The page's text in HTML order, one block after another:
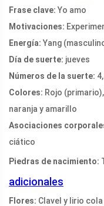
Frase clave: Yo amo
Motivaciones:
Energía: Yang
Día de suerte: jueves
Números de la suerte:
Colores: Rojo
naranja y amarillo
Asociaciones
ciático
Piedras de nacimiento:
adicionales
Flores: Clavel y lirio